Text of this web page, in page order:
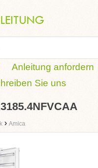
Anleitung anfordern
Sie uns
› Amica